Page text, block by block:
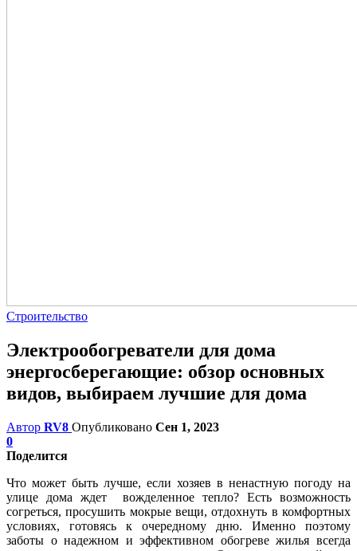
Строительство
Электрообогреватели для дома
энергосберегающие: обзор основных
видов, выбираем лучшие для дома
Автор RV8 Опубликовано Сен 1, 2023
0
Поделится
Что может быть лучше, если хозяев в ненастную погоду на
улице дома ждет вожделенное тепло? Есть возможность
согреться, просушить мокрые вещи, отдохнуть в комфортных
условиях, готовясь к очередному дню. Именно поэтому
заботы о надежном и эффективном обогреве жилья всегда